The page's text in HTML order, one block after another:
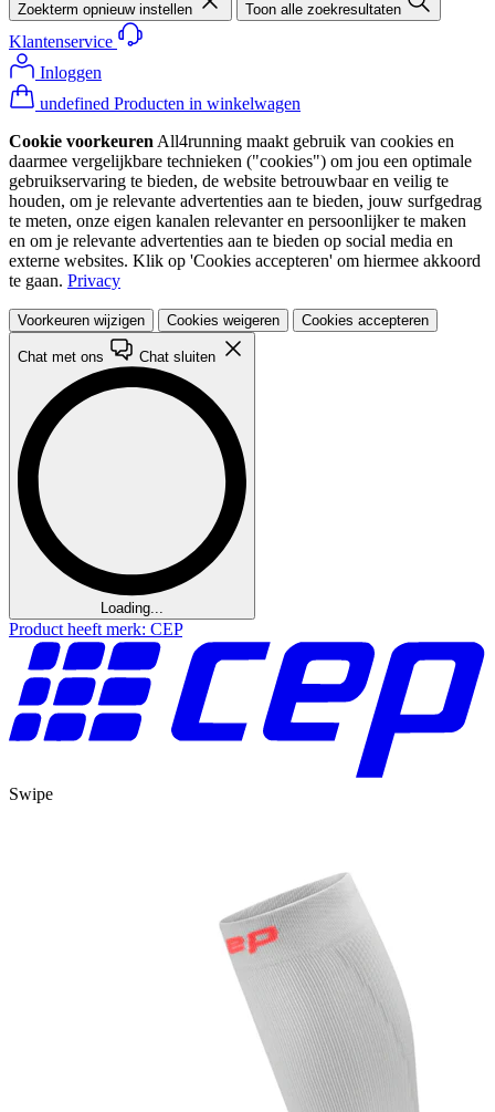
Zoekterm opnieuw instellen Toon alle zoekresultaten
Klantenservice
Inloggen
undefined Producten in winkelwagen
Cookie voorkeuren All4running maakt gebruik van cookies en
daarmee vergelijkbare technieken ("cookies") om jou een optimale
gebruikservaring te bieden, de website betrouwbaar en veilig te
houden, om je relevante advertenties aan te bieden, jouw surfgedrag
te meten, onze eigen kanalen relevanter en persoonlijker te maken
en om je relevante advertenties aan te bieden op social media en
externe websites. Klik op 'Cookies accepteren' om hiermee akkoord
te gaan. Privacy
Voorkeuren wijzigen Cookies weigeren Cookies accepteren
Chat met ons Chat sluiten
Loading...
Product heeft merk: CEP
Swipe